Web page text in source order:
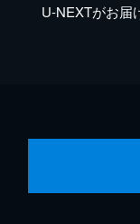
U-NEXTがお届